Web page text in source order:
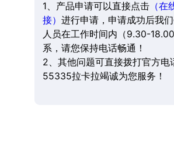
1、产品申请可以直接点击（在
接） 进行申请，申请成功后我
人员在工作时间内（9.30-
系，请您保持电话畅通！
2、其他问题可直接拨打官方
55335拉卡拉竭诚为您服务！